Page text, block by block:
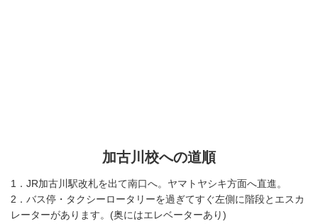
加古川校への道順
1．JR加古川駅改札を出て南口へ。ヤマトヤシキ方面へ直進。
2．バス停・タクシーロータリーを過ぎてすぐ左側に階段とエスカ
レーターがあります。(奥にはエレベーターあり)